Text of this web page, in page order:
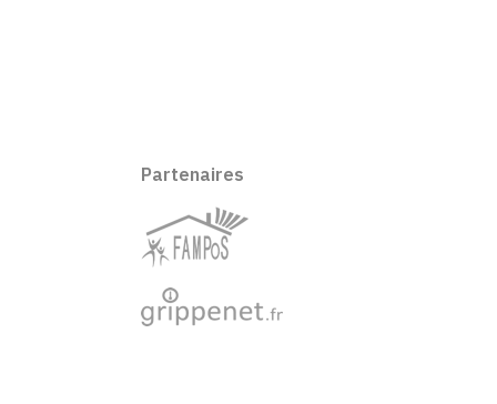
Partenaires